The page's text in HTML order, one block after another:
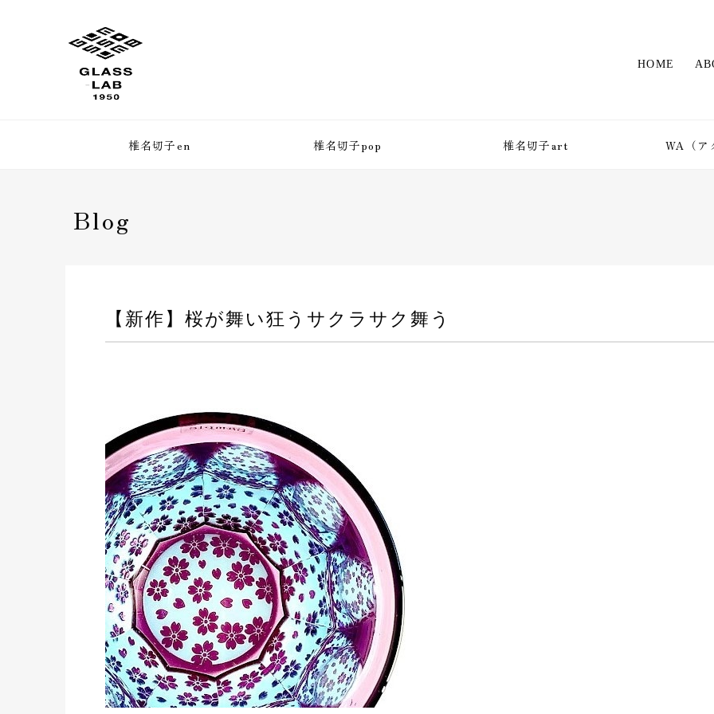
HOME
椎名切子en 椎名切子pop 椎名切子art WA（ア
Blog
【新作】桜が舞い狂うサクラサク舞う